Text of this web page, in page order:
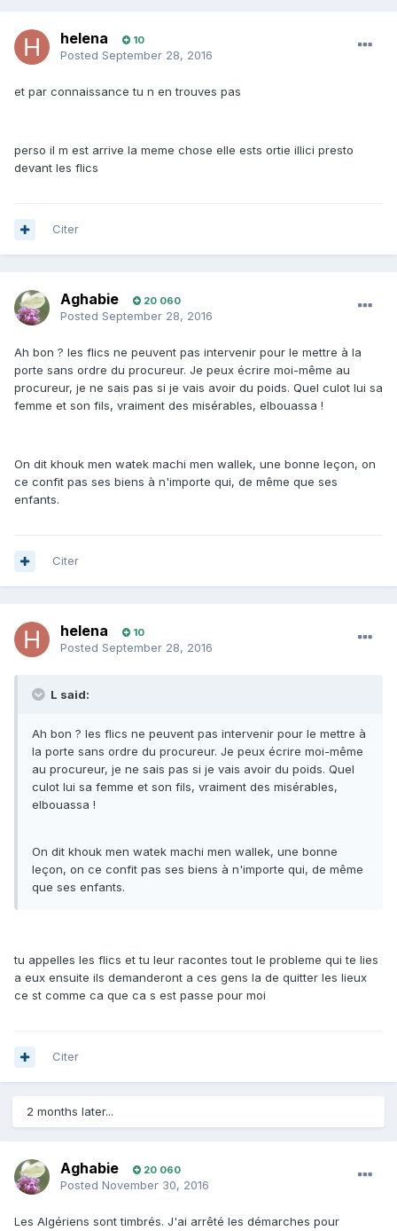
helena 10
Posted September 28, 2016
et par connaissance tu n en trouves pas
perso il m est arrive la meme chose elle ests ortie illici presto
devant les flics
Citer
Aghabie 20 060
Posted September 28, 2016
Ah bon ? les flics ne peuvent pas intervenir pour le mettre à la
porte sans ordre du procureur. Je peux écrire moi-même au
procureur, je ne sais pas si je vais avoir du poids. Quel culot lui sa
femme et son fils, vraiment des misérables, elbouassa !
On dit khouk men watek machi men wallek, une bonne leçon, on
ce confit pas ses biens à n'importe qui, de même que ses
enfants.
Citer
helena 10
Posted September 28, 2016
L said:
Ah bon ? les flics ne peuvent pas intervenir pour le mettre à
la porte sans ordre du procureur. Je peux écrire moi-même
au procureur, je ne sais pas si je vais avoir du poids. Quel
culot lui sa femme et son fils, vraiment des misérables,
elbouassa !
On dit khouk men watek machi men wallek, une bonne
leçon, on ce confit pas ses biens à n'importe qui, de même
que ses enfants.
tu appelles les flics et tu leur racontes tout le probleme qui te lies
a eux ensuite ils demanderont a ces gens la de quitter les lieux
ce st comme ca que ca s est passe pour moi
Citer
2 months later...
Aghabie 20 060
Posted November 30, 2016
Les Algériens sont timbrés. J'ai arrêté les démarches pour